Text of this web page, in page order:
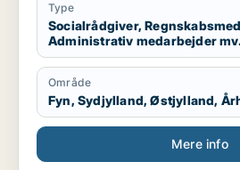
Type
Socialrådgiver,
Administrativ medarbejder
Område
Fyn, Sydjylland, Østjylland,
Mere info